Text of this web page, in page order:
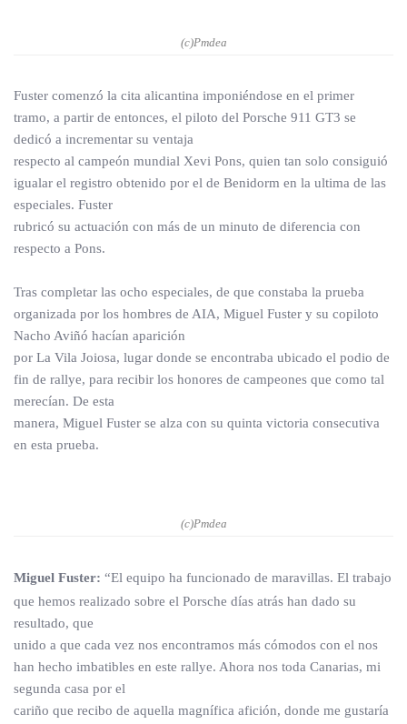
(c)Pmdea
Fuster comenzó la cita alicantina imponiéndose en el primer
tramo, a partir de entonces, el piloto del Porsche 911 GT3 se
dedicó a incrementar su ventaja
respecto al campeón mundial Xevi Pons, quien tan solo consiguió
igualar el registro obtenido por el de Benidorm en la ultima de las
especiales. Fuster
rubricó su actuación con más de un minuto de diferencia con
respecto a Pons.
Tras completar las ocho especiales, de que constaba la prueba
organizada por los hombres de AIA, Miguel Fuster y su copiloto
Nacho Aviñó hacían aparición
por La Vila Joiosa, lugar donde se encontraba ubicado el podio de
fin de rallye, para recibir los honores de campeones que como tal
merecían. De esta
manera, Miguel Fuster se alza con su quinta victoria consecutiva
en esta prueba.
(c)Pmdea
Miguel Fuster: “El equipo ha funcionado de maravillas. El trabajo
que hemos realizado sobre el Porsche días atrás han dado su
resultado, que
unido a que cada vez nos encontramos más cómodos con el nos
han hecho imbatibles en este rallye. Ahora nos toda Canarias, mi
segunda casa por el
cariño que recibo de aquella magnífica afición, donde me gustaría